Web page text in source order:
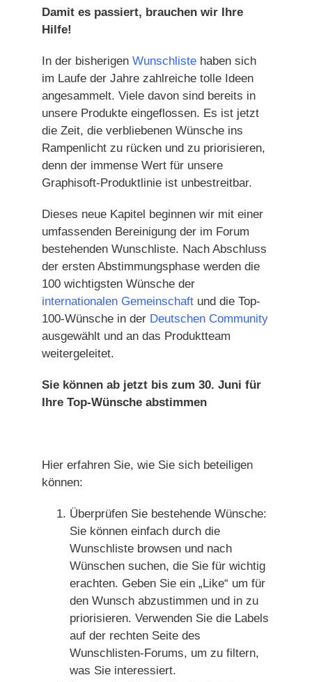
Damit es passiert, brauchen wir Ihre
Hilfe!
In der bisherigen Wunschlistehaben sich
im Laufe der Jahre zahlreiche tolle Ideen
angesammelt. Viele davon sind bereits in
unsere Produkte eingeflossen. Es ist jetzt
die Zeit, die verbliebenen Wünsche ins
Rampenlicht zu rücken und zu priorisieren,
denn der immense Wert für unsere
Graphisoft-Produktlinie ist unbestreitbar.
Dieses neue Kapitel beginnen wir mit einer
umfassenden Bereinigung der im Forum
bestehenden Wunschliste. Nach Abschluss
der ersten Abstimmungsphase werden die
100 wichtigsten Wünsche der
internationalen Gemeinschaftund die Top-
100-Wünsche in der Deutschen Community
ausgewählt und an das Produktteam
weitergeleitet.
Sie können ab jetzt bis zum 30. Juni für
Ihre Top-Wünsche abstimmen
Hier erfahren Sie, wie Sie sich beteiligen
können:
Überprüfen Sie bestehende Wünsche:
Sie können einfach durch die
Wunschliste browsen und nach
Wünschen suchen, die Sie für wichtig
erachten. Geben Sie ein „Like“ um für
den Wunsch abzustimmen und in zu
priorisieren. Verwenden Sie die Labels
auf der rechten Seite des
Wunschlisten-Forums, um zu filtern,
was Sie interessiert.